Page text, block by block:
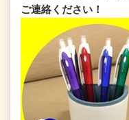
ご連絡ください！